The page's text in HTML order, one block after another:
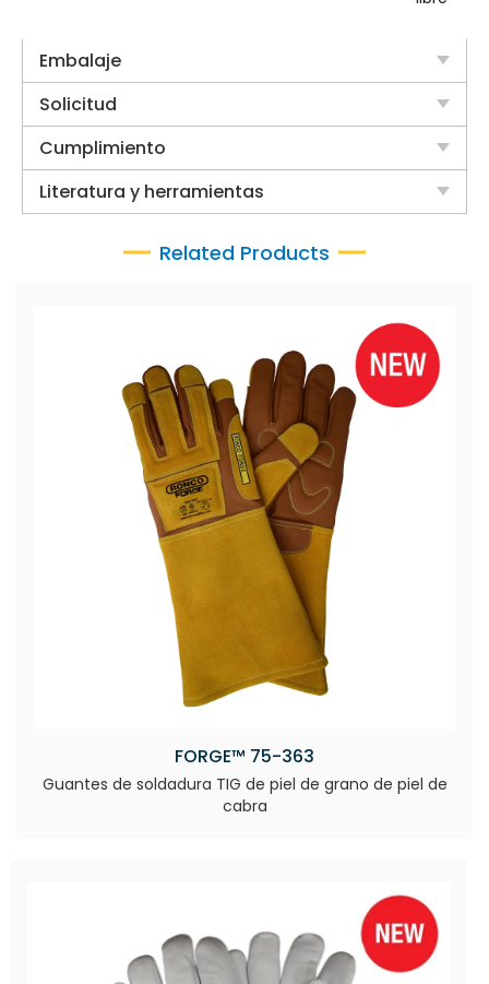
Embalaje
Solicitud
Cumplimiento
Literatura y herramientas
Related Products
FORGE™ 75-363
Guantes de soldadura TIG de piel de grano de piel de
cabra